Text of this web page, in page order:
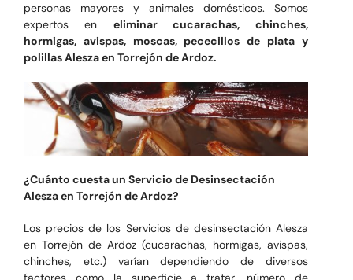
personas mayores y animales domésticos. Somos
expertos en eliminar cucarachas, chinches,
hormigas, avispas, moscas, pececillos de plata y
polillas Alesza en Torrejón de Ardoz.
¿Cuánto cuesta un Servicio de Desinsectación
Alesza en Torrejón de Ardoz?
Los precios de los Servicios de desinsectación Alesza
en Torrejón de Ardoz (cucarachas, hormigas, avispas,
chinches, etc.) varían dependiendo de diversos